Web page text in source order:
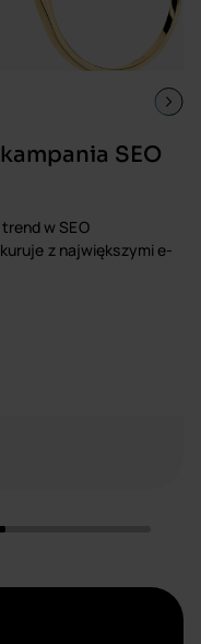
SEO
w SEO
z największymi e-